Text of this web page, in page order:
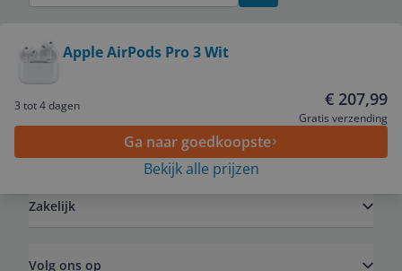
Apple AirPods Pro 3 Wit
3 tot 4 dagen € 207,99
Gratis verzending
Ga naar goedkoopste
Bekijk alle prijzen
Service
Zakelijk
Volg ons op